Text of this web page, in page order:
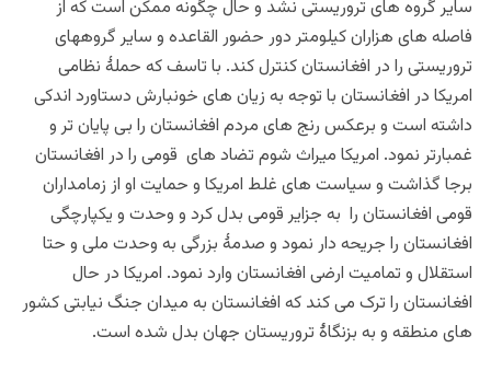
سایر گروه های تروریستی نشد و حال چگونه ممکن است که از
فاصله های هزاران کیلومتر دور حضور القاعده و سایر گروههای
تروریستی را در افغانستان کنترل کند. با تاسف که حملۀ نظامی
امریکا در افغانستان با توجه به زیان های خونبارش دستاورد اندکی
داشته است و برعکس رنج های مردم افغانستان را بی پایان تر و
غمبارتر نمود. امریکا میراث شوم تضاد های قومی را در افغانستان
برجا گذاشت و سیاست های غلط امریکا و حمایت او از زمامداران
قومی افغانستان را به جزایر قومی بدل کرد و وحدت و یکپارچگی
افغانستان را جریحه دار نمود و صدمۀ بزرگی به وحدت ملی و حتا
استقلال و تمامیت ارضی افغانستان وارد نمود. امریکا در حال
افغانستان را ترک می کند که افغانستان به میدان جنگ نیابتی کشور
های منطقه و به بزنگاۀ تروریستان جهان بدل شده است.